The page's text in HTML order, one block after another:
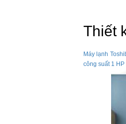
Thiết
Máy lạnh
công suất 1 HP